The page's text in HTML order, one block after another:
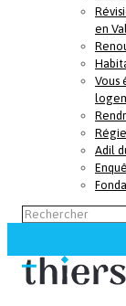
en
Vous
Adil